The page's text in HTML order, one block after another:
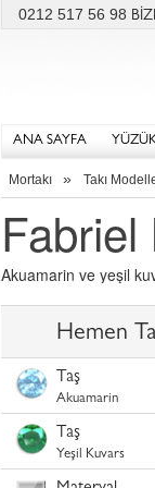
0212 517 56 98
ANA SAYFA
Mortakı » Takı
Akuamarin ve yeşil
Hemen
Taş
Akuamarin
Taş
Yeşil Kuvars